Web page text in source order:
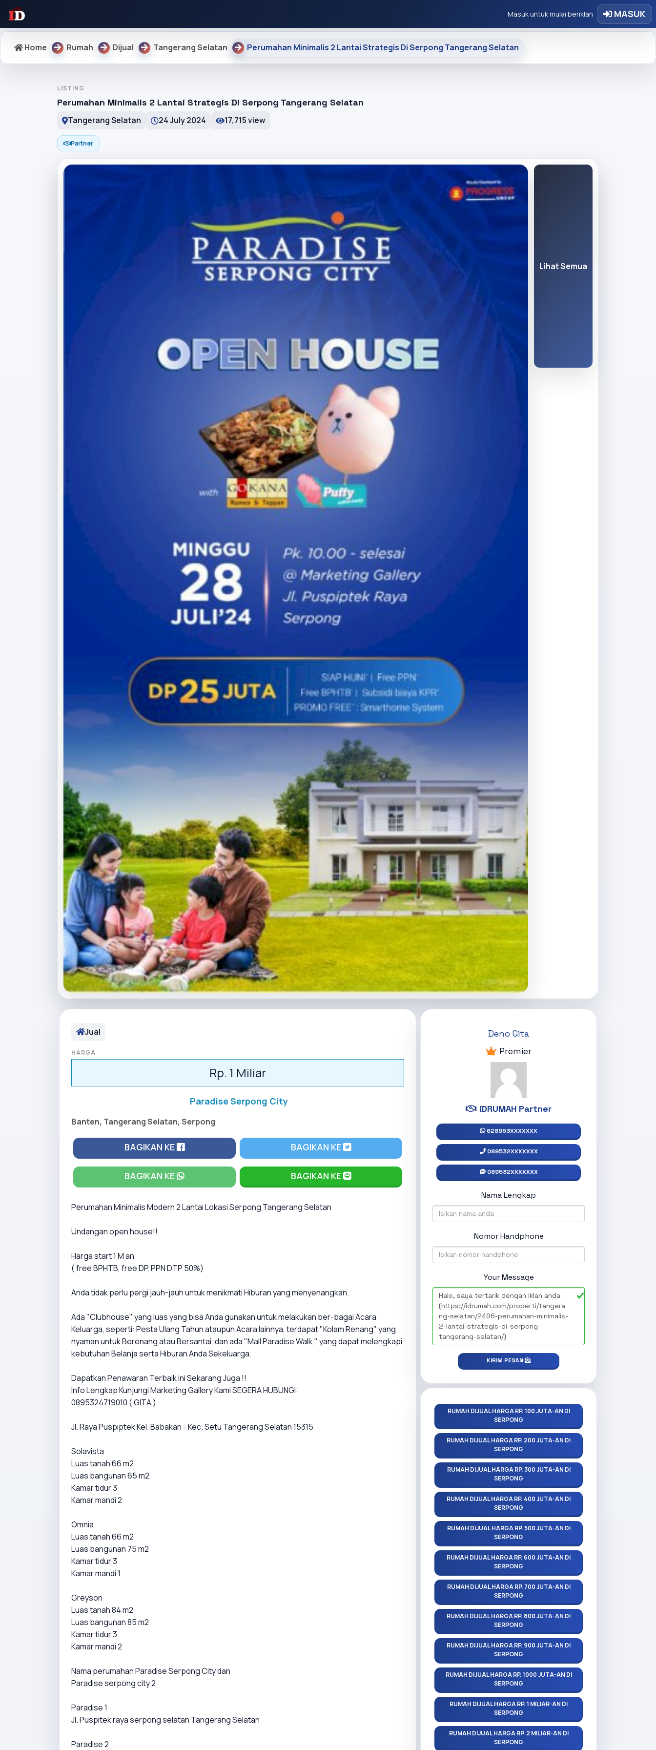
Masuk untuk mulai beriklan MASUK
Home Rumah Dijual Tangerang Selatan Perumahan Minimalis 2 Lantai Strategis Di Serpong Tangerang Selatan
LISTING
Perumahan Minimalis 2 Lantai Strategis Di Serpong Tangerang Selatan
Tangerang Selatan 24 July 2024 17,715 view
Partner
Lihat Semua
Jual
HARGA
Rp. 1 Miliar
Paradise Serpong City
Banten, Tangerang Selatan, Serpong
BAGIKAN KE BAGIKAN KE
BAGIKAN KE BAGIKAN KE
Perumahan Minimalis Modern 2 Lantai Lokasi Serpong Tangerang Selatan
Undangan open house!!
Harga start 1 M an
( free BPHTB, free DP, PPN DTP 50%)
Anda tidak perlu pergi jauh-jauh untuk menikmati Hiburan yang menyenangkan.
Ada "Clubhouse" yang luas yang bisa Anda gunakan untuk melakukan ber-bagai Acara
Keluarga, seperti: Pesta Ulang Tahun ataupun Acara lainnya, terdapat "Kolam Renang" yang
nyaman untuk Berenang atau Bersantai, dan ada "Mall Paradise Walk," yang dapat melengkapi
kebutuhan Belanja serta Hiburan Anda Sekeluarga.
Dapatkan Penawaran Terbaik ini Sekarang Juga !!
Info Lengkap Kunjungi Marketing Gallery Kami SEGERA HUBUNGI:
0895324719010 ( GITA )
Jl. Raya Puspiptek Kel. Babakan - Kec. Setu Tangerang Selatan 15315
Solavista
Luas tanah 66 m2
Luas bangunan 65 m2
Kamar tidur 3
Kamar mandi 2
Omnia
Luas tanah 66 m2
Luas bangunan 75 m2
Kamar tidur 3
Kamar mandi 1
Greyson
Luas tanah 84 m2
Luas bangunan 85 m2
Kamar tidur 3
Kamar mandi 2
Nama perumahan Paradise Serpong City dan
Paradise serpong city 2
Paradise 1
Jl. Puspitek raya serpong selatan Tangerang Selatan
Paradise 2
Deno Gita
Premier
IDRUMAH Partner
628953XXXXXXX
089532XXXXXXX
089532XXXXXXX
Nama Lengkap
Nomor Handphone
Your Message
KIRIM PESAN
RUMAH DIJUAL HARGA RP. 100 JUTA-AN DI
SERPONG
RUMAH DIJUAL HARGA RP. 200 JUTA-AN DI
SERPONG
RUMAH DIJUAL HARGA RP. 300 JUTA-AN DI
SERPONG
RUMAH DIJUAL HARGA RP. 400 JUTA-AN DI
SERPONG
RUMAH DIJUAL HARGA RP. 500 JUTA-AN DI
SERPONG
RUMAH DIJUAL HARGA RP. 600 JUTA-AN DI
SERPONG
RUMAH DIJUAL HARGA RP. 700 JUTA-AN DI
SERPONG
RUMAH DIJUAL HARGA RP. 800 JUTA-AN DI
SERPONG
RUMAH DIJUAL HARGA RP. 900 JUTA-AN DI
SERPONG
RUMAH DIJUAL HARGA RP. 1000 JUTA-AN DI
SERPONG
RUMAH DIJUAL HARGA RP. 1 MILIAR-AN DI
SERPONG
RUMAH DIJUAL HARGA RP. 2 MILIAR-AN DI
SERPONG